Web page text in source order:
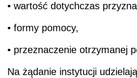
• wartość dotychczas
• formy pomocy,
• przeznaczenie otrzymanej
Na żądanie instytucji